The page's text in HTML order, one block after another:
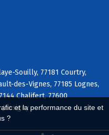
et la performance du site et
?
Souilly, 77181 Courtry,
des-Vignes, 77185 Lognes,
Chalifert, 77600